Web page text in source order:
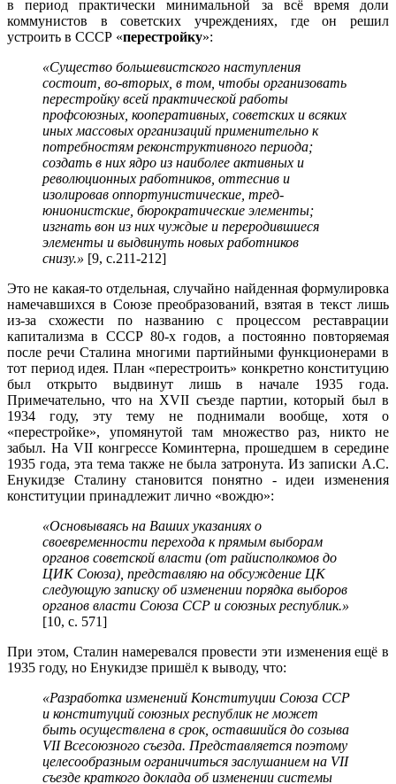
в период практически минимальной за всё время доли
коммунистов в советских учреждениях, где он решил
устроить в СССР «перестройку»:
«Существо большевистского наступления
состоит, во-вторых, в том, чтобы организовать
перестройку всей практической работы
профсоюзных, кооперативных, советских и всяких
иных массовых организаций применительно к
потребностям реконструктивного периода;
создать в них ядро из наиболее активных и
революционных работников, оттеснив и
изолировав оппортунистические, тред-
юнионистские, бюрократические элементы;
изгнать вон из них чуждые и переродившиеся
элементы и выдвинуть новых работников
снизу.» [9, с.211-212]
Это не какая-то отдельная, случайно найденная формулировка
намечавшихся в Союзе преобразований, взятая в текст лишь
из-за схожести по названию с процессом реставрации
капитализма в СССР 80-х годов, а постоянно повторяемая
после речи Сталина многими партийными функционерами в
тот период идея. План «перестроить» конкретно конституцию
был открыто выдвинут лишь в начале 1935 года.
Примечательно, что на XVII съезде партии, который был в
1934 году, эту тему не поднимали вообще, хотя о
«перестройке», упомянутой там множество раз, никто не
забыл. На VII конгрессе Коминтерна, прошедшем в середине
1935 года, эта тема также не была затронута. Из записки А.С.
Енукидзе Сталину становится понятно - идеи изменения
конституции принадлежит лично «вождю»:
«Основываясь на Ваших указаниях о
своевременности перехода к прямым выборам
органов советской власти (от райисполкомов до
ЦИК Союза), представляю на обсуждение ЦК
следующую записку об изменении порядка выборов
органов власти Союза ССР и союзных республик.»
[10, с. 571]
При этом, Сталин намеревался провести эти изменения ещё в
1935 году, но Енукидзе пришёл к выводу, что:
«Разработка изменений Конституции Союза ССР
и конституций союзных республик не может
быть осуществлена в срок, оставшийся до созыва
VII Всесоюзного съезда. Представляется поэтому
целесообразным ограничиться заслушанием на VII
съезде краткого доклада об изменении системы